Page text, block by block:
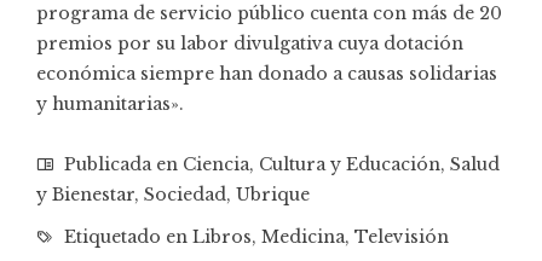
programa de servicio público cuenta con más de 20
premios por su labor divulgativa cuya dotación
económica siempre han donado a causas solidarias
y humanitarias».
Publicada en Ciencia, Cultura y Educación, Salud
y Bienestar, Sociedad, Ubrique
Etiquetado en Libros, Medicina, Televisión